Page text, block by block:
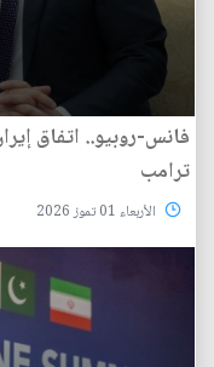
فانس-روبيو.. اتفاق
ترامب
الأربعاء 01 تموز 2026